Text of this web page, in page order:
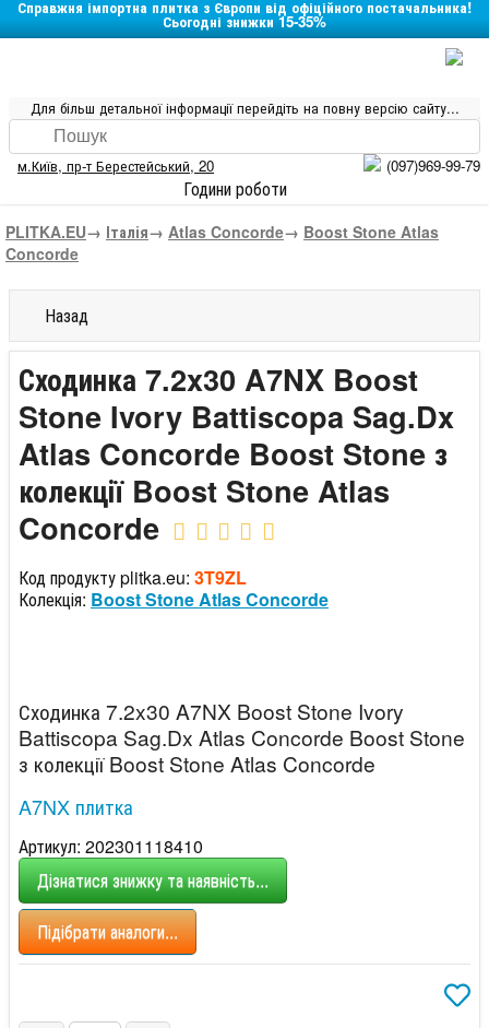
Справжня імпортна плитка з Європи від офіційного постачальника!
Сьогодні знижки 15-35%
Для більш детальної інформації перейдіть на повну версію сайту...
м.Київ, пр-т Берестейський, 20 (097)969-99-79
Години роботи
PLITKA.EU→ Італія→ Atlas Concorde→ Boost Stone Atlas
Concorde
Назад
Сходинка 7.2x30 A7NX Boost
Stone Ivory Battiscopa Sag.Dx
Atlas Concorde Boost Stone з
колекції Boost Stone Atlas
Concorde
Код продукту plitka.eu: 3T9ZL
Колекція: Boost Stone Atlas Concorde
Сходинка 7.2x30 A7NX Boost Stone Ivory
Battiscopa Sag.Dx Atlas Concorde Boost Stone
з колекції Boost Stone Atlas Concorde
A7NX плитка
Артикул: 202301118410
Дізнатися знижку та наявність...
Підібрати аналоги...